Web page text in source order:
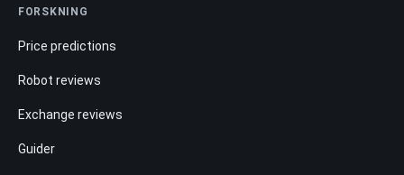
FORSKNING
Price predictions
Robot reviews
Exchange reviews
Guider